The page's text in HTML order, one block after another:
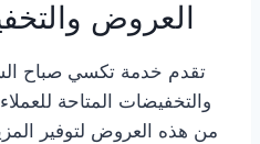
العروض
تقدم خدمة تكسي صباح
والتخفيضات المتاحة
من هذه العروض لتوفير